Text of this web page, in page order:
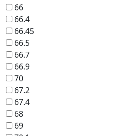
66
66.4
66.45
66.5
66.7
66.9
70
67.2
67.4
68
69